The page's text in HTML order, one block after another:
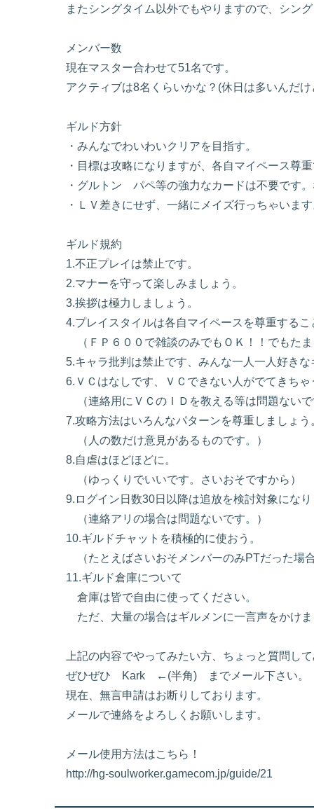
またシングタイム以外でもやりますので、シン
メンバー数
現在マスター合わせて51名です。
アクティブは8名くらいかな？(休日は多いんだけ
ギルド方針
・みんなでわいわいクリアを目指す。
・目標は攻略になりますが、各自マイペース尊
・グルトン パペ等の強力なカードは不要です
・ＬＶ差きにせず、一緒にメイズ行っちゃいま
ギルド規約
1.不正プレイは禁止です。
2.マナーを守って楽しみましょう。
3.挨拶は極力しましょう。
4.プレイスタイルは各自マイペースを尊重するこ
（ＦＰ６００で雑談のみでもＯＫ！！でもた
5.キャラ批判は禁止です、みんな一人一人好き
6.ＶＣはなしです、ＶＣできない人がでてきち
（連絡用にＶＣのＩＤを教える等は問題ない
7.攻略方法はいろんなパターンを尊重しましょう
（人の数だけ意見があるものです。）
8.自虐はほどほどに。
（ゆっくりでいいです。さいおそですから）
9.ログイン日数30日以降は追放を検討対象にな
（連絡アリの場合は問題ないです。）
10.ギルドチャットを積極的に使おう。
（たとえばさいおそメンバーのみPTだった場
11.ギルド倉庫について
倉庫は皆で自由に使ってください。
ただ、大量の場合はギルメンに一言声をかけ
上記の内容でやってみたい方、ちょっと質問し
ぜひぜひ Kark ←(半角) までメール下さい。
現在、無言申請はお断りしております。
メールで連絡をよろしくお願いします。
メール使用方法はこちら！
http://hg-soulworker.gamecom.jp/guide/21